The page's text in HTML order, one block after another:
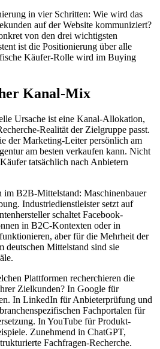
in vier Schritten: Wie wird das
auf der Website kommuniziert?
von den drei wichtigsten
ist die Positionierung über alle
Käufer-Rolle wird im Buying
Kanal-Mix
Ursache ist eine Kanal-Allokation,
Realität der Zielgruppe passt.
der Marketing-Leiter persönlich am
am besten verkaufen kann. Nicht
tatsächlich nach Anbietern
im B2B-Mittelstand: Maschinenbauer
Industriedienstleister setzt auf
schaltet Facebook-
in B2C-Kontexten oder in
aber für die Mehrheit der
Mittelstand sind sie
Plattformen recherchieren die
Zielkunden? In Google für
In LinkedIn für Anbieterprüfung und
Fachportalen für
In YouTube für Produkt-
Zunehmend in ChatGPT,
Fachfragen-Recherche.